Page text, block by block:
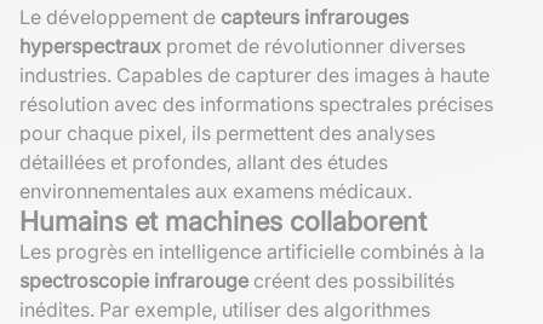
Le développement de capteurs infrarouges
hyperspectraux promet de révolutionner diverses
industries. Capables de capturer des images à haute
résolution avec des informations spectrales précises
pour chaque pixel, ils permettent des analyses
détaillées et profondes, allant des études
environnementales aux examens médicaux.
Humains et machines collaborent
Les progrès en intelligence artificielle combinés à la
spectroscopie infrarouge créent des possibilités
inédites. Par exemple, utiliser des algorithmes